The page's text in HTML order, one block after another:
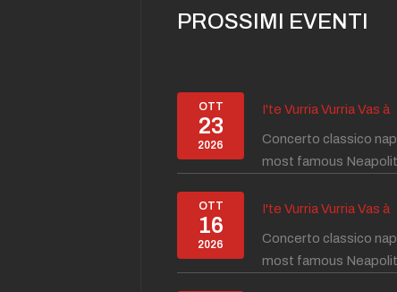
PROSSIMI EVENTI
OTT
23
2026
I'te Vurria Vurria Vas à
Concerto classico
most famous
OTT
16
2026
I'te Vurria Vurria Vas à
Concerto classico
most famous